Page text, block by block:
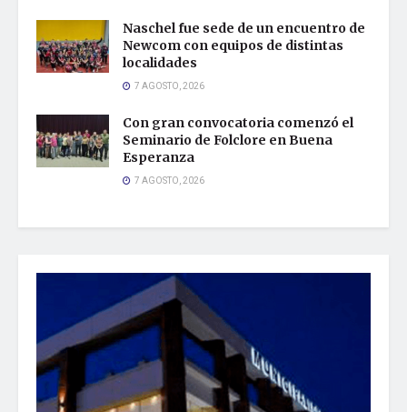
Naschel fue sede de un encuentro de
Newcom con equipos de distintas
localidades
7 AGOSTO, 2026
Con gran convocatoria comenzó el
Seminario de Folclore en Buena
Esperanza
7 AGOSTO, 2026